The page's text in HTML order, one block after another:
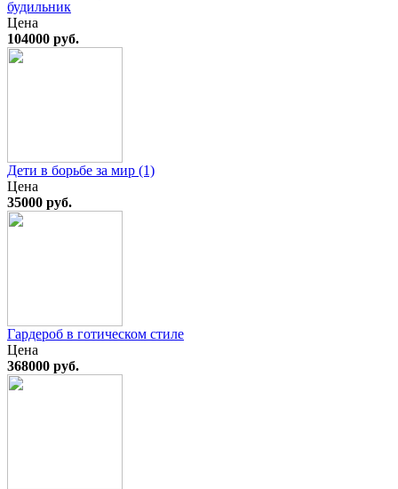
будильник
Цена
104000 руб.
Дети в борьбе за мир (1)
Цена
35000 руб.
Гардероб в готическом стиле
Цена
368000 руб.